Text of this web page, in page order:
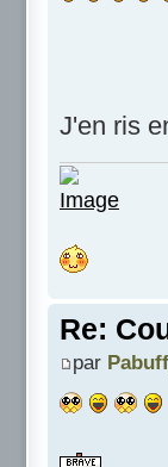
J'en ris
Re:
par